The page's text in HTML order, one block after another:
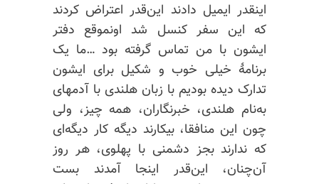
اینقدر ایمیل دادند این‌قدر اعتراض کردند
که این سفر کنسل شد اونموقع دفتر
ایشون با من تماس گرفته بود …ما یک
برنامهٔ خیلی خوب و شکیل برای ایشون
تدارک دیده بودیم با زبان هلندی با آدمهای
به‌نام هلندی، خبرنگاران، همه چیز، ولی
چون این منافقا، بیکارند دیگه کار دیگه‌ای
که ندارند بجز دشمنی با پهلوی، هر روز
آن‌چنان، این‌قدر اینجا آمدند بست